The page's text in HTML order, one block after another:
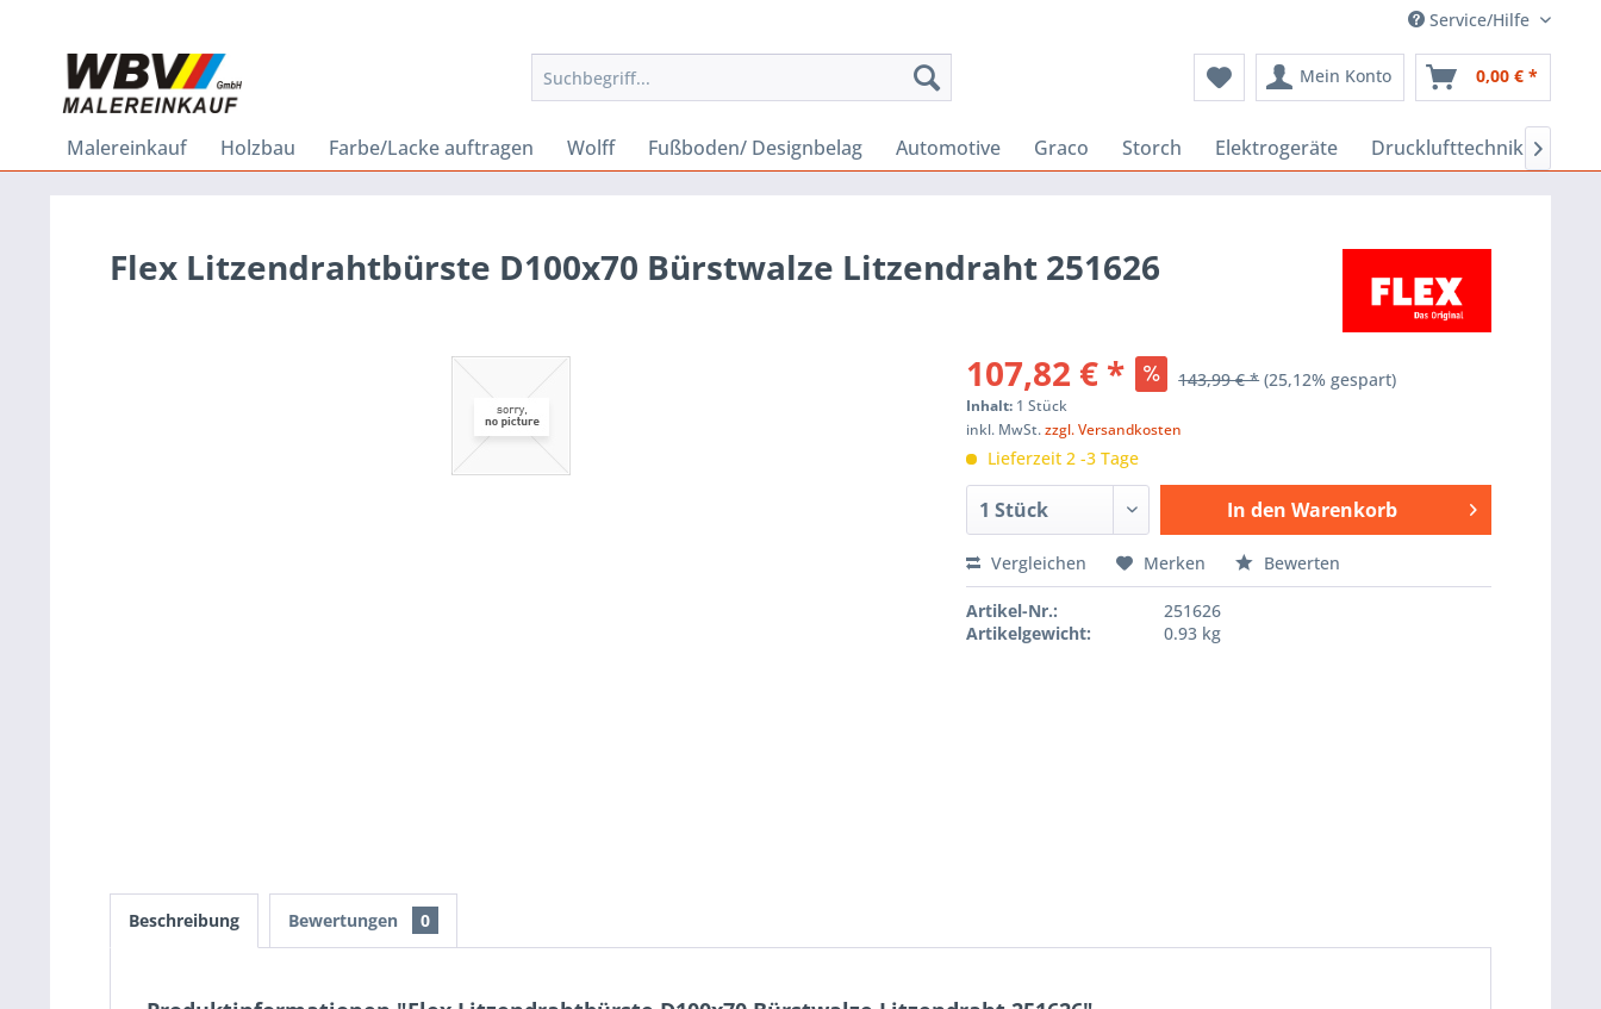
Service/Hilfe
Mein Konto 0,00 € *
Malereinkauf Holzbau Farbe/Lacke auftragen Wolff Fußboden/ Designbelag Automotive Graco Storch Elektrogeräte Drucklufttechnik 
Flex Litzendrahtbürste D100x70 Bürstwalze Litzendraht 251626
107,82 € * 143,99 € * (25,12% gespart)
Inhalt: 1 Stück
inkl. MwSt.zzgl. Versandkosten
Lieferzeit 2 -3 Tage
In den Warenkorb
Hinzugefügt
Vergleichen Merken Bewerten
Artikel-Nr.:
251626
Artikelgewicht:
0.93 kg
Beschreibung Bewertungen 0